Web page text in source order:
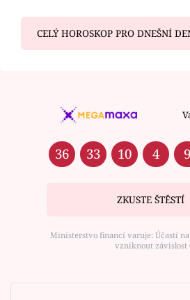
CELÝ HOROSKOP PRO DNEŠNÍ
36 33 10 4 9
ZKUSTE ŠTĚSTÍ
Ministerstvo financí varuje: Účastí
vzniknout